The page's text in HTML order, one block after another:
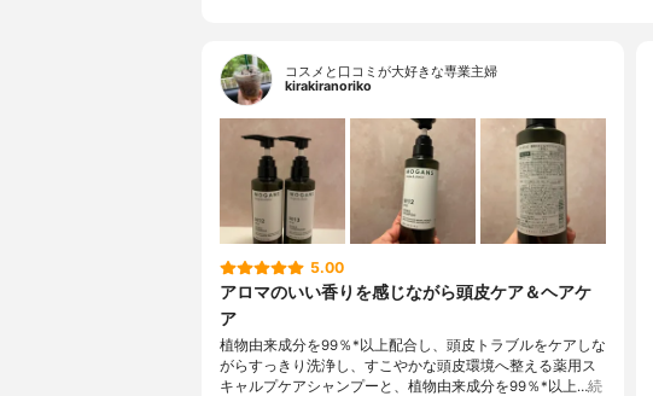
コスメと口コミが大好きな専業主婦
kirakiranoriko
5.00
アロマのいい香りを感じながら頭皮ケア＆ヘアケ
ア
植物由来成分を99％*以上配合し、頭皮トラブルをケアしな
がらすっきり洗浄し、すこやかな頭皮環境へ整える薬用ス
キャルプケアシャンプーと、植物由来成分を99％*以上…続